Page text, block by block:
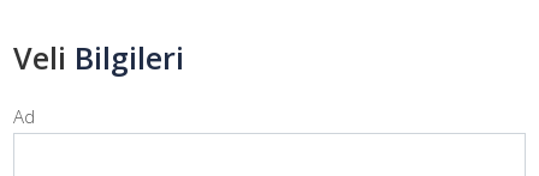
Veli Bilgileri
Ad